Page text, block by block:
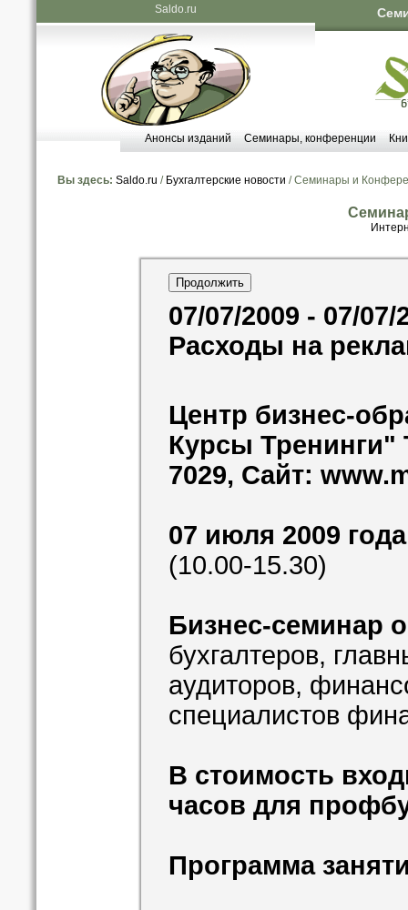
Saldo.ru
Анонсы изданий Семинары, конференции
Вы здесь: Saldo.ru / Бухгалтерские новости / Семинары и
07/07/2009 - 07/07/
Расходы на
Центр бизнес-
Курсы Тренинги"
7029, Сайт:
07 июля 2009
(10.00-15.30)
Бизнес-семинар
бухгалтеров,
аудиторов,
специалистов
В стоимость
часов для
Программа